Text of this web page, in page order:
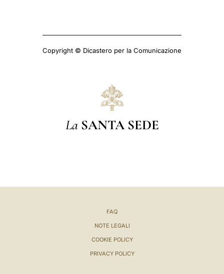
Copyright © Dicastero per la Comunicazione
La SANTA SEDE
FAQ
NOTE LEGALI
COOKIE POLICY
PRIVACY POLICY